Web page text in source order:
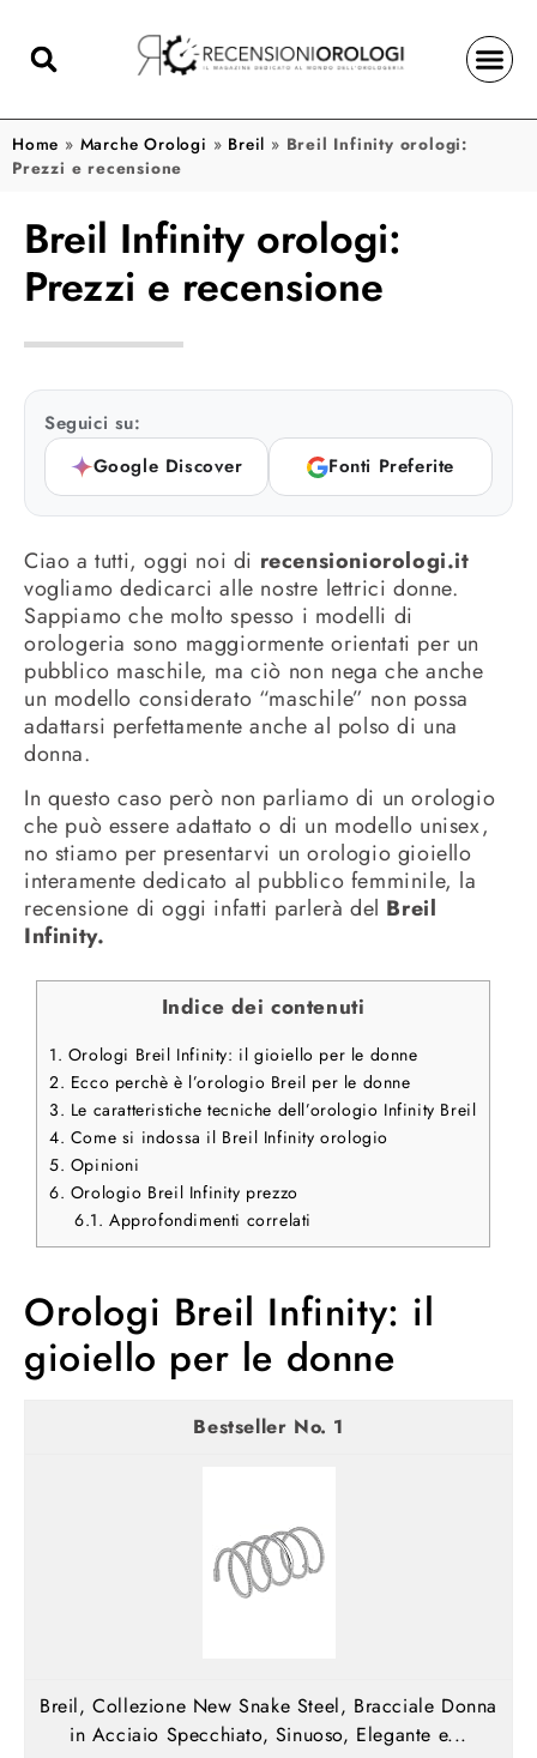
Home » Marche Orologi » Breil » Breil Infinity orologi:
Prezzi e recensione
Breil Infinity orologi:
Prezzi e recensione
Seguici su:
Google Discover
Fonti Preferite
Ciao a tutti, oggi noi di recensioniorologi.it
vogliamo dedicarci alle nostre lettrici donne.
Sappiamo che molto spesso i modelli di
orologeria sono maggiormente orientati per un
pubblico maschile, ma ciò non nega che anche
un modello considerato “maschile” non possa
adattarsi perfettamente anche al polso di una
donna.
In questo caso però non parliamo di un orologio
che può essere adattato o di un modello unisex,
no stiamo per presentarvi un orologio gioiello
interamente dedicato al pubblico femminile, la
recensione di oggi infatti parlerà del Breil
Infinity.
Indice dei contenuti
1. Orologi Breil Infinity: il gioiello per le donne
2. Ecco perchè è l’orologio Breil per le donne
3. Le caratteristiche tecniche dell’orologio Infinity Breil
4. Come si indossa il Breil Infinity orologio
5. Opinioni
6. Orologio Breil Infinity prezzo
6.1. Approfondimenti correlati
Orologi Breil Infinity: il
gioiello per le donne
1
Breil, Collezione New Snake Steel, Bracciale Donna
in Acciaio Specchiato, Sinuoso, Elegante e...